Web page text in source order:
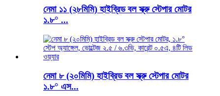
নেমা ১১ (২৮মিমি) হাইব্রিড বল স্ক্রু স্টেপার মোটর
১.৮° ...
নেমা ৮ (২০মিমি) হাইব্রিড বল স্ক্রু স্টেপার মোটর
১.৮° এস...